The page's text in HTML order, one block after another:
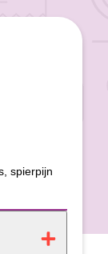
spierpijn